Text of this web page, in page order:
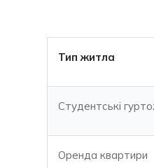
Тип житла
Студентські
Оренда квартири